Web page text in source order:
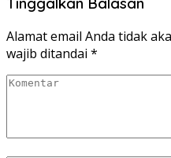
Alamat email Anda tidak
wajib ditandai *